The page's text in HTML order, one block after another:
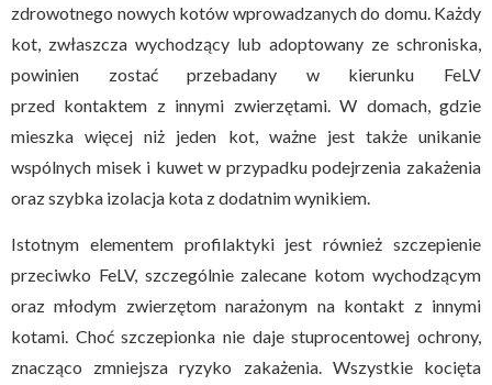
zdrowotnego nowych kotów wprowadzanych do domu. Każdy
kot, zwłaszcza wychodzący lub adoptowany ze schroniska,
powinien zostać przebadany w kierunku FeLV
przed kontaktem z innymi zwierzętami. W domach, gdzie
mieszka więcej niż jeden kot, ważne jest także unikanie
wspólnych misek i kuwet w przypadku podejrzenia zakażenia
oraz szybka izolacja kota z dodatnim wynikiem.
Istotnym elementem profilaktyki jest również szczepienie
przeciwko FeLV, szczególnie zalecane kotom wychodzącym
oraz młodym zwierzętom narażonym na kontakt z innymi
kotami. Choć szczepionka nie daje stuprocentowej ochrony,
znacząco zmniejsza ryzyko zakażenia. Wszystkie kocięta